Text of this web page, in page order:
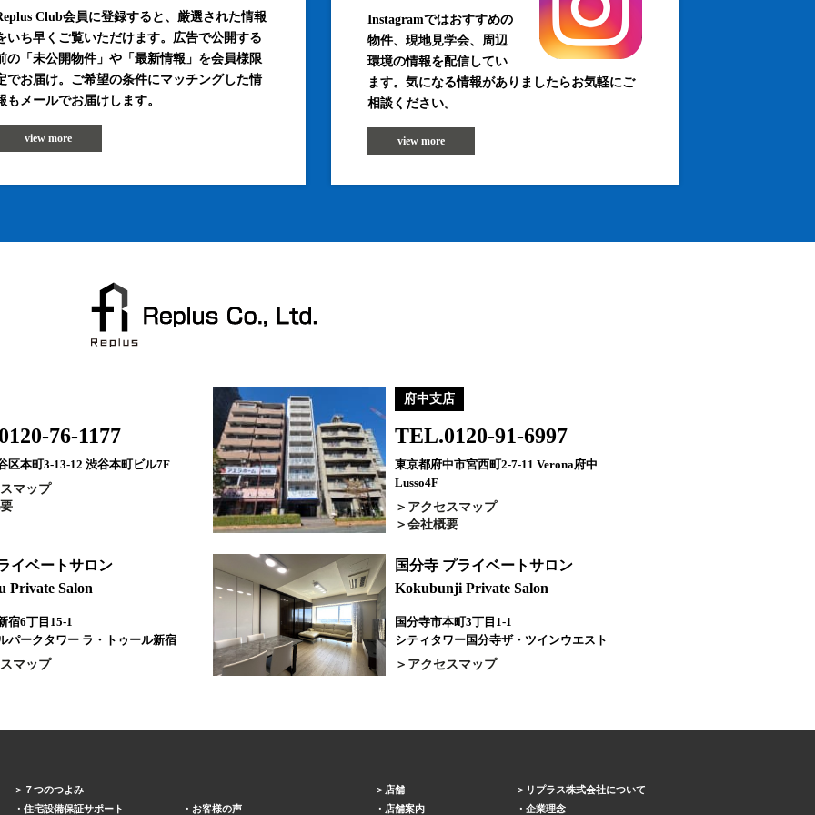
Club会員に登録すると、厳選された情報
いち早くご覧いただけます。広告で公開する
の「未公開物件」や「最新情報」を会員様限
でお届け。ご希望の条件にマッチングした情
もメールでお届けします。
view more
Instagramではおすすめの
物件、現地見学会、周辺
環境の情報を配信してい
ます。気になる情報がありましたらお気軽にご
相談ください。
view more
76-1177
区本町3-13-12 渋谷本町ビル7F
マップ
府中支店
TEL.0120-91-6997
東京都府中市宮西町2-7-11 Verona府中
Lusso4F
アクセスマップ
会社概要
イベートサロン
Private Salon
宿6丁目15-1
パークタワー ラ・トゥール新宿
マップ
国分寺 プライベートサロン
Kokubunji Private Salon
国分寺市本町3丁目1-1
シティタワー国分寺ザ・ツインウエスト
アクセスマップ
７つのつよみ
住宅設備保証サポート
お客様の声
店舗
店舗案内
リプラス株式会社について
企業理念